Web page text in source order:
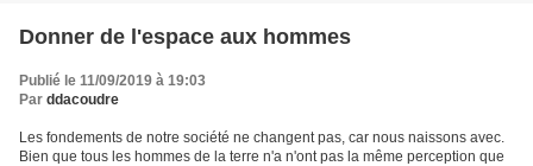
Donner de l'espace aux hommes
Publié le 11/09/2019 à 19:03
Par ddacoudre
Les fondements de notre société ne changent pas, car nous naissons avec.
Bien que tous les hommes de la terre n'a n'ont pas la même perception que